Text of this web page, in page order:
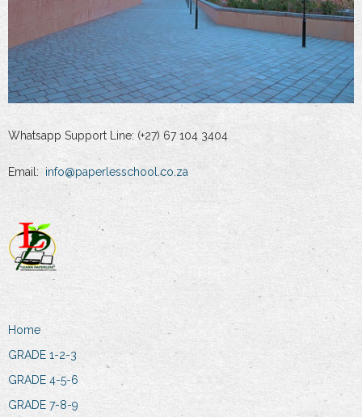
Whatsapp Support Line: (+27) 67 104 3404
Email: info@paperlesschool.co.za
Home
GRADE 1-2-3
GRADE 4-5-6
GRADE 7-8-9